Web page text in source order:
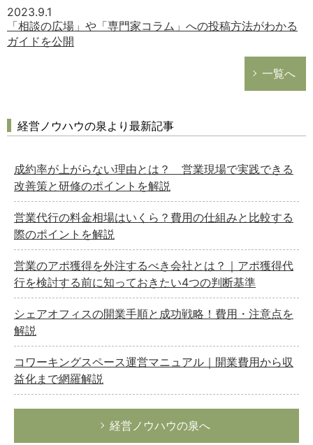
2023.9.1
「相談の広場」や「専門家コラム」への投稿方法がわかる
ガイドを公開
一覧へ
経営ノウハウの泉より最新記事
成約率が上がらない理由とは？ 営業現場で実践できる
改善策と研修のポイントを解説
営業代行の料金相場はいくら？費用の仕組みと比較する
際のポイントを解説
営業のアポ獲得を外注するべき会社とは？｜アポ獲得代
行を検討する前に知っておきたい4つの判断基準
シェアオフィスの開業手順と成功戦略！費用・注意点を
解説
コワーキングスペース運営マニュアル｜開業費用から収
益化まで網羅解説
経営ノウハウの泉へ